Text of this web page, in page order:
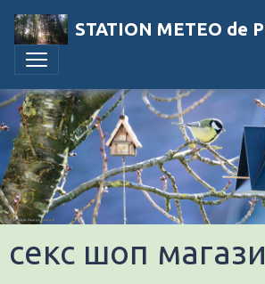
STATION METEO de
секс шоп